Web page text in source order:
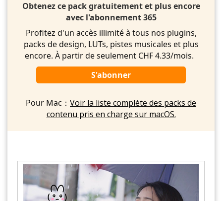
Obtenez ce pack gratuitement et plus encore
avec l'abonnement 365
Profitez d'un accès illimité à tous nos plugins,
packs de design, LUTs, pistes musicales et plus
encore. À partir de seulement CHF 4.33/mois.
S'abonner
Pour Mac： Voir la liste complète des packs de
contenu pris en charge sur macOS.